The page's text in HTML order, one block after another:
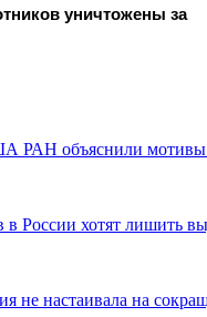
уничтожены за
объяснили мотивы
России хотят лишить
не настаивала на